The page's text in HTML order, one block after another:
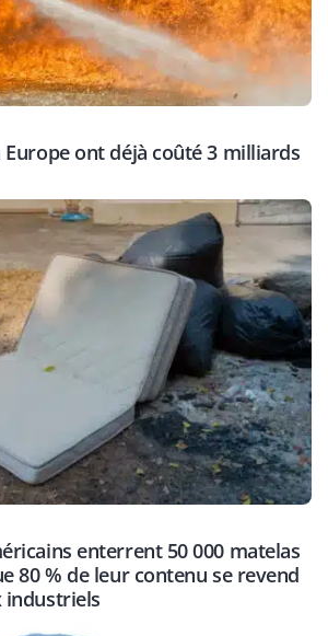
Europe ont déjà coûté 3 milliards
enterrent 50 000 matelas
80 % de leur contenu se revend
industriels